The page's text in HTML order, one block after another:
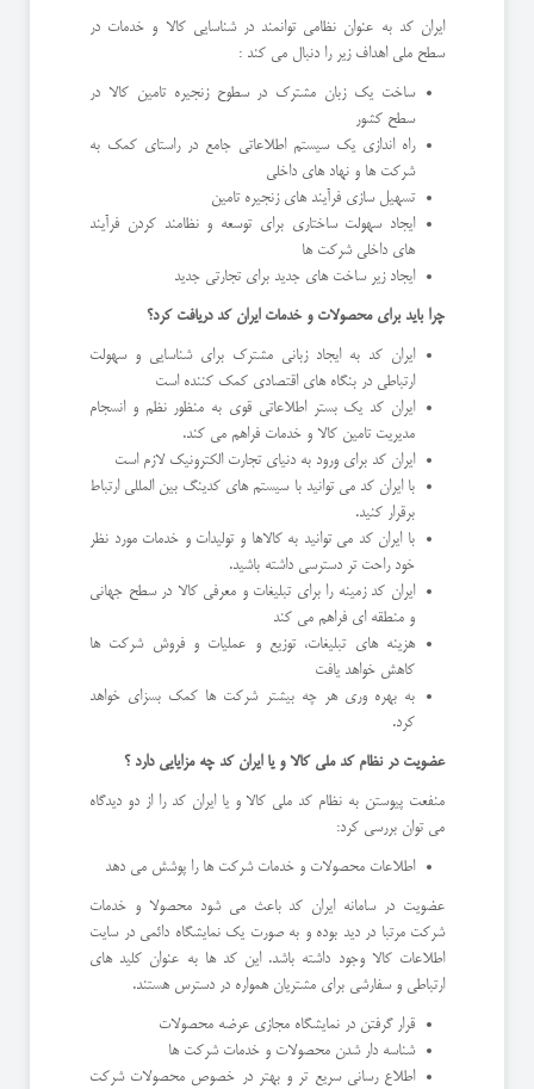
ایران کد به عنوان نظامی توانمند در شناسایی کالا و خدمات در
سطح ملی اهداف زیر را دنبال می کند :
ساخت یک زبان مشترک در سطوح زنجیره تامین کالا در
سطح کشور
راه اندازی یک سیستم اطلاعاتی جامع در راستای کمک به
شرکت ها و نهاد های داخلی
تسهیل سازی فرآیند های زنجیره تامین
ایجاد سهولت ساختاری برای توسعه و نظامند کردن فرآیند
های داخلی شرکت ها
ایجاد زیر ساخت های جدید برای تجارتی جدید
چرا باید برای محصولات و خدمات ایران کد دریافت کرد؟
ایران کد به ایجاد زبانی مشترک برای شناسایی و سهولت
ارتباطی در بنگاه های اقتصادی کمک کننده است
ایران کد یک بستر اطلاعاتی قوی به منظور نظم و انسجام
مدیریت تامین کالا و خدمات فراهم می کند.
ایران کد برای ورود به دنیای تجارت الکترونیک لازم است
با ایران کد می توانید با سیستم های کدینگ بین المللی ارتباط
برقرار کنید.
با ایران کد می توانید به کالاها و تولیدات و خدمات مورد نظر
خود راحت تر دسترسی داشته باشید.
ایران کد زمینه را برای تبلیغات و معرفی کالا در سطح جهانی
و منطقه ای فراهم می کند
هزینه های تبلیغات، توزیع و عملیات و فروش شرکت ها
کاهش خواهد یافت
به بهره وری هر چه بیشتر شرکت ها کمک بسزای خواهد
کرد.
عضویت در نظام کد ملی کالا و یا ایران کد چه مزایایی دارد ؟
منفعت پیوستن به نظام کد ملی کالا و یا ایران کد را از دو دیدگاه
می توان بررسی کرد:
اطلاعات محصولات و خدمات شرکت ها را پوشش می دهد
عضویت در سامانه ایران کد باعث می شود محصولا و خدمات
شرکت مرتبا در دید بوده و به صورت یک نمایشگاه دائمی در سایت
اطلاعات کالا وجود داشته باشد. این کد ها به عنوان کلید های
ارتباطی و سفارشی برای مشتریان همواره در دسترس هستند.
قرار گرفتن در نمایشگاه مجازی عرضه محصولات
شناسه دار شدن محصولات و خدمات شرکت ها
اطلاع رسانی سریع تر و بهتر در خصوص محصولات شرکت